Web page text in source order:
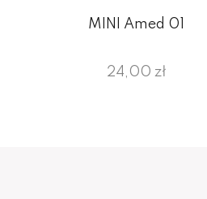
MINI Amed 01
24,00 zł